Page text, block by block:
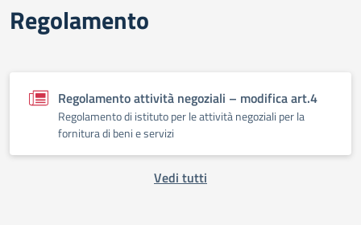
Regolamento
Regolamento attività negoziali – modifica art.4
Regolamento di istituto per le attività negoziali per la
fornitura di beni e servizi
Vedi tutti